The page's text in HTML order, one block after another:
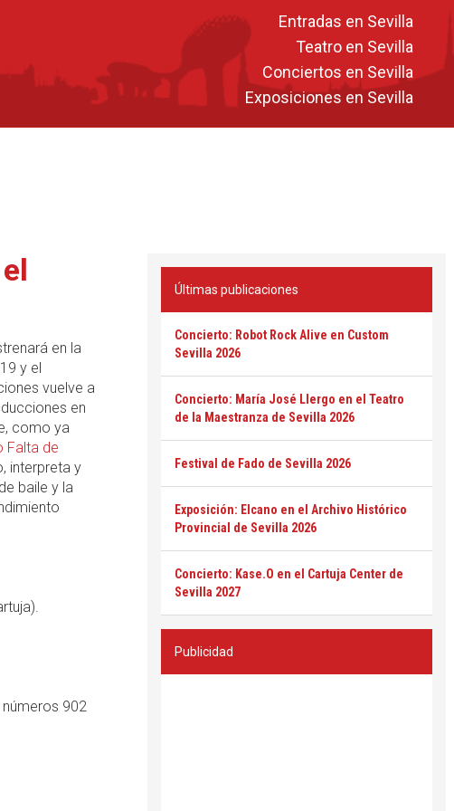
Entradas en Sevilla
Teatro en Sevilla
Conciertos en Sevilla
Exposiciones en Sevilla
en la
y el
vuelve a
en
como ya
Falta de
interpreta y
baile y la
902
Últimas publicaciones
Concierto: Robot Rock Alive en Custom
Sevilla 2026
Concierto: María José Llergo en el Teatro
de la Maestranza de Sevilla 2026
Festival de Fado de Sevilla 2026
Exposición: Elcano en el Archivo Histórico
Provincial de Sevilla 2026
Concierto: Kase.O en el Cartuja Center de
Sevilla 2027
Publicidad